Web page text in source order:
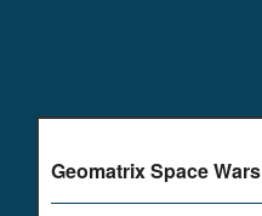
Geomatrix Space Wars